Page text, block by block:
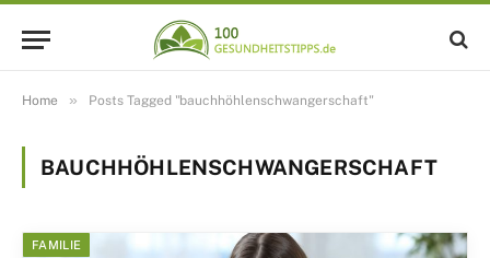
Home » Posts Tagged "bauchhöhlenschwangerschaft"
BAUCHHÖHLENSCHWANGERSCHAFT
FAMILIE